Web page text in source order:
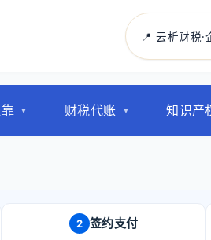
📍 云析财税·
财税代账 知识产
2 签约支付